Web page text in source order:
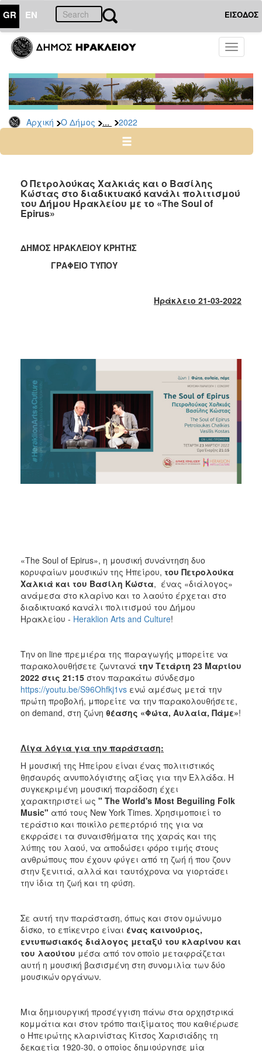
GR EN ΕΙΣΟΔΟΣ
Toggle
Αρχική Ο Δήμος ... 2022
ΔΗΜΟΣ
Δελτία
Τύπου
Αρχείο
2026
2024
2022
2021
2019
2018
Ο Πετρολούκας Χαλκιάς και ο Βασίλης
Κώστας στο διαδικτυακό κανάλι πολιτισμού
του Δήμου Ηρακλείου με το «The Soul of
Epirus»
ΔΗΜΟΣ ΗΡΑΚΛΕΙΟΥ ΚΡΗΤΗΣ
ΓΡΑΦΕΙΟ ΤΥΠΟΥ
Ηράκλειο 21-03-2022
«The Soul of Epirus», η μουσική συνάντηση δυο
κορυφαίων μουσικών της Ηπείρου, του Πετρολούκα
Χαλκιά και του Βασίλη Κώστα, ένας «διάλογος»
ανάμεσα στο κλαρίνο και το λαούτο έρχεται στο
διαδικτυακό κανάλι πολιτισμού του Δήμου
Ηρακλείου - Heraklion Arts and Culture!
Την οn line πρεμιέρα της παραγωγής μπορείτε να
παρακολουθήσετε ζωντανά την Τετάρτη 23 Μαρτίου
2022 στις 21:15 στον παρακάτω σύνδεσμο
https://youtu.be/S96Ohfkj1vs ενώ αμέσως μετά την
πρώτη προβολή, μπορείτε να την παρακολουθήσετε,
on demand, στη ζώνη θέασης «Φώτα, Αυλαία, Πάμε»!
Λίγα λόγια για την παράσταση:
H μουσική της Ηπείρου είναι ένας πολιτιστικός
θησαυρός ανυπολόγιστης αξίας για την Ελλάδα. Η
συγκεκριμένη μουσική παράδοση έχει
χαρακτηριστεί ως " The World's Most Beguiling Folk
Music" από τους New York Times. Χρησιμοποιεί το
τεράστιο και ποικίλο ρεπερτόριό της για να
εκφράσει τα συναισθήματα της χαράς και της
λύπης του λαού, να αποδώσει φόρο τιμής στους
ανθρώπους που έχουν φύγει από τη ζωή ή που ζουν
στην ξενιτιά, αλλά και ταυτόχρονα να γιορτάσει
την ίδια τη ζωή και τη φύση.
Σε αυτή την παράσταση, όπως και στον ομώνυμο
δίσκο, το επίκεντρο είναι ένας καινούριος,
εντυπωσιακός διάλογος μεταξύ του κλαρίνου και
του λαούτου μέσα από τον οποίο μεταφράζεται
αυτή η μουσική βασισμένη στη συνομιλία των δύο
μουσικών οργάνων.
Μια δημιουργική προσέγγιση πάνω στα ορχηστρικά
κομμάτια και στον τρόπο παιξίματος που καθιέρωσε
ο Ηπειρώτης κλαρινίστας Κίτσος Χαρισιάδης τη
δεκαετία 1920-30, ο οποίος δημιούργησε μία